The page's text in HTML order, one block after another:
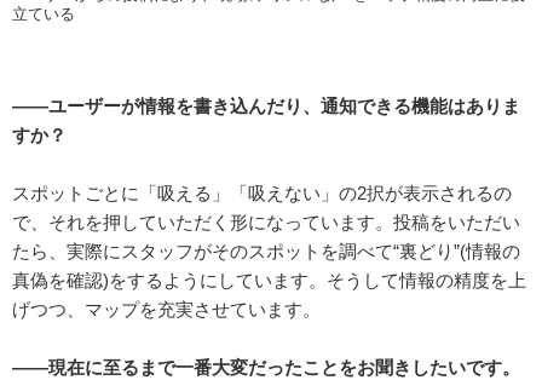
立ている
――ユーザーが情報を書き込んだり、通知できる機能はありま
すか？
スポットごとに「吸える」「吸えない」の2択が表示されるの
で、それを押していただく形になっています。投稿をいただい
たら、実際にスタッフがそのスポットを調べて“裏どり”(情報の
真偽を確認)をするようにしています。そうして情報の精度を上
げつつ、マップを充実させています。
――現在に至るまで一番大変だったことをお聞きしたいです。